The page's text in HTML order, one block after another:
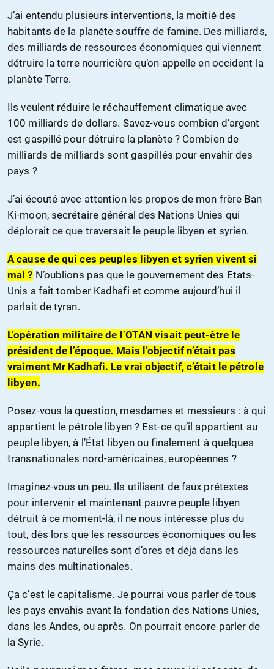
J’ai entendu plusieurs interventions, la moitié des
habitants de la planète souffre de famine. Des milliards,
des milliards de ressources économiques qui viennent
détruire la terre nourricière qu’on appelle en occident la
planète Terre.
Ils veulent réduire le réchauffement climatique avec
100 milliards de dollars. Savez-vous combien d’argent
est gaspillé pour détruire la planète ? Combien de
milliards de milliards sont gaspillés pour envahir des
pays ?
J’ai écouté avec attention les propos de mon frère Ban
Ki-moon, secrétaire général des Nations Unies qui
déplorait ce que traversait le peuple libyen et syrien.
A cause de qui ces peuples libyen et syrien vivent si
mal ? N’oublions pas que le gouvernement des Etats-
Unis a fait tomber Kadhafi et comme aujourd’hui il
parlait de tyran.
L’opération militaire de l’OTAN visait peut-être le
président de l’époque. Mais l’objectif n’était pas
vraiment Mr Kadhafi. Le vrai objectif, c’était le pétrole
libyen.
Posez-vous la question, mesdames et messieurs : à qui
appartient le pétrole libyen ? Est-ce qu’il appartient au
peuple libyen, à l’État libyen ou finalement à quelques
transnationales nord-américaines, européennes ?
Imaginez-vous un peu. Ils utilisent de faux prétextes
pour intervenir et maintenant pauvre peuple libyen
détruit à ce moment-là, il ne nous intéresse plus du
tout, dès lors que les ressources économiques ou les
ressources naturelles sont d’ores et déjà dans les
mains des multinationales.
Ça c’est le capitalisme. Je pourrai vous parler de tous
les pays envahis avant la fondation des Nations Unies,
dans les Andes, ou après. On pourrait encore parler de
la Syrie.